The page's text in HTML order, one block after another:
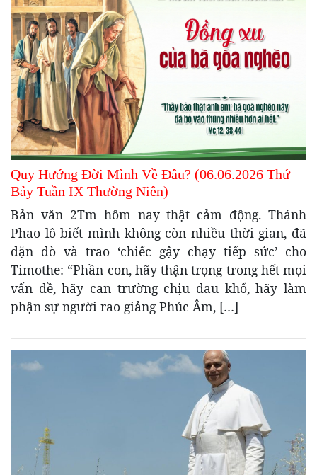
Quy Hướng Đời Mình Về Đâu? (06.06.2026 Thứ
Bảy Tuần IX Thường Niên)
Bản văn 2Tm hôm nay thật cảm động. Thánh
Phao lô biết mình không còn nhiều thời gian, đã
dặn dò và trao ‘chiếc gậy chạy tiếp sức’ cho
Timothe: “Phần con, hãy thận trọng trong hết mọi
vấn đề, hãy can trường chịu đau khổ, hãy làm
phận sự người rao giảng Phúc Âm, […]